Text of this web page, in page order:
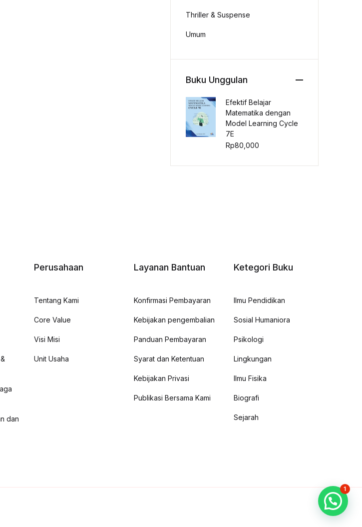
Thriller & Suspense
Umum
Buku Unggulan
Efektif Belajar
Matematika dengan
Model Learning Cycle
7E
Rp80,000
dan
Perusahaan
Tentang Kami
Core Value
Visi Misi
Unit Usaha
Layanan Bantuan
Konfirmasi Pembayaran
Kebijakan pengembalian
Panduan Pembayaran
Syarat dan Ketentuan
Kebijakan Privasi
Publikasi Bersama Kami
Ketegori Buku
Ilmu Pendidikan
Sosial Humaniora
Psikologi
Lingkungan
Ilmu Fisika
Biografi
Sejarah
1